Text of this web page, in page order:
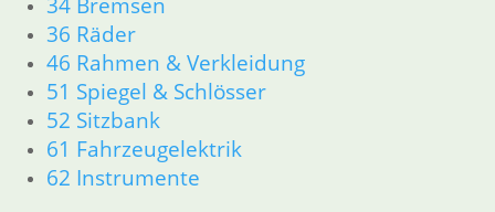
36 Räder
46 Rahmen & Verkleidung
51 Spiegel & Schlösser
52 Sitzbank
61 Fahrzeugelektrik
62 Instrumente
Zylinderkopf
12 Motorelektrik
13 Vergaser
16 Tank
18 Auspuff
21 Kupplung
23 Getriebe
26 Kardanwelle